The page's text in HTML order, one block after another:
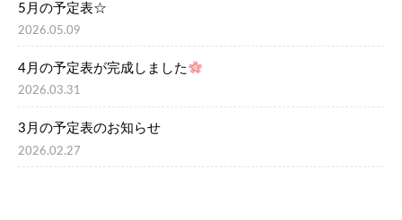
5月の予定表☆
2026.05.09
4月の予定表が完成しました
2026.03.31
3月の予定表のお知らせ
2026.02.27